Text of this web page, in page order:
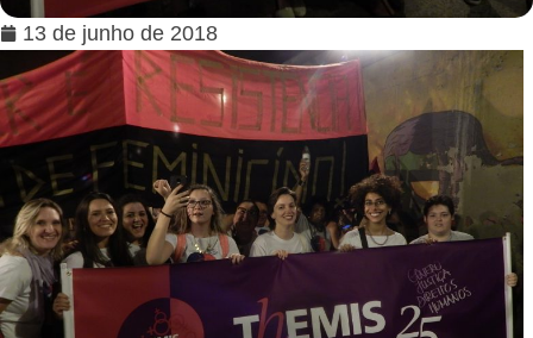
13 de junho de 2018